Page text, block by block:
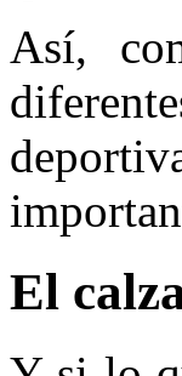
Así,
El